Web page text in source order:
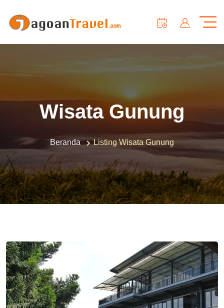
Wisata Gunung
Beranda Listing Wisata Gunung